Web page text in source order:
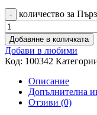
количество за
Добавяне в количката
Добави в любими
Код: 100342
Описание
Допълнителна
Отзиви (0)